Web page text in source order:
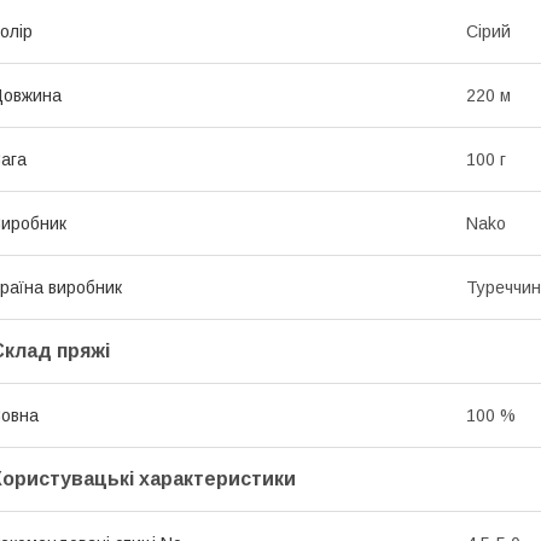
Сірий
220 м
100 г
Nako
виробник
пряжі
100 %
характеристики